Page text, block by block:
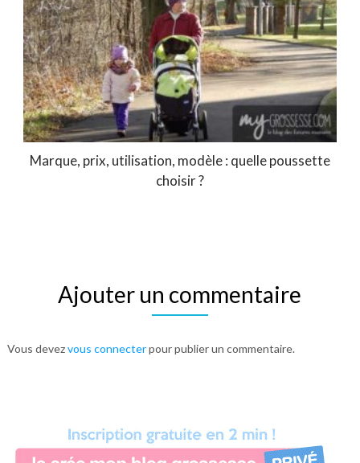
Marque, prix, utilisation, modèle : quelle poussette
choisir ?
Ajouter un commentaire
Vous devezvous connecterpour publier un commentaire.